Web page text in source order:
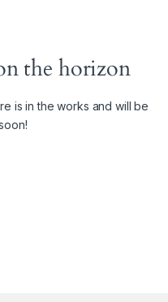
the horizon
is in the works and will be